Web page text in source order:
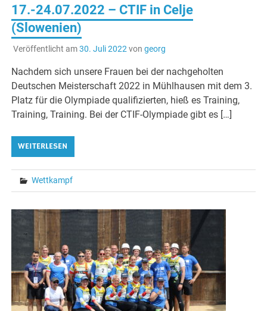
17.-24.07.2022 – CTIF in Celje
(Slowenien)
Veröffentlicht am30. Juli 2022von georg
Nachdem sich unsere Frauen bei der nachgeholten
Deutschen Meisterschaft 2022 in Mühlhausen mit dem 3.
Platz für die Olympiade qualifizierten, hieß es Training,
Training, Training. Bei der CTIF-Olympiade gibt es […]
WEITERLESEN
Wettkampf